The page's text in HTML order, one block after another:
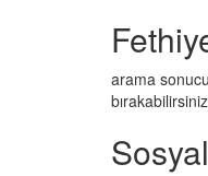
arama